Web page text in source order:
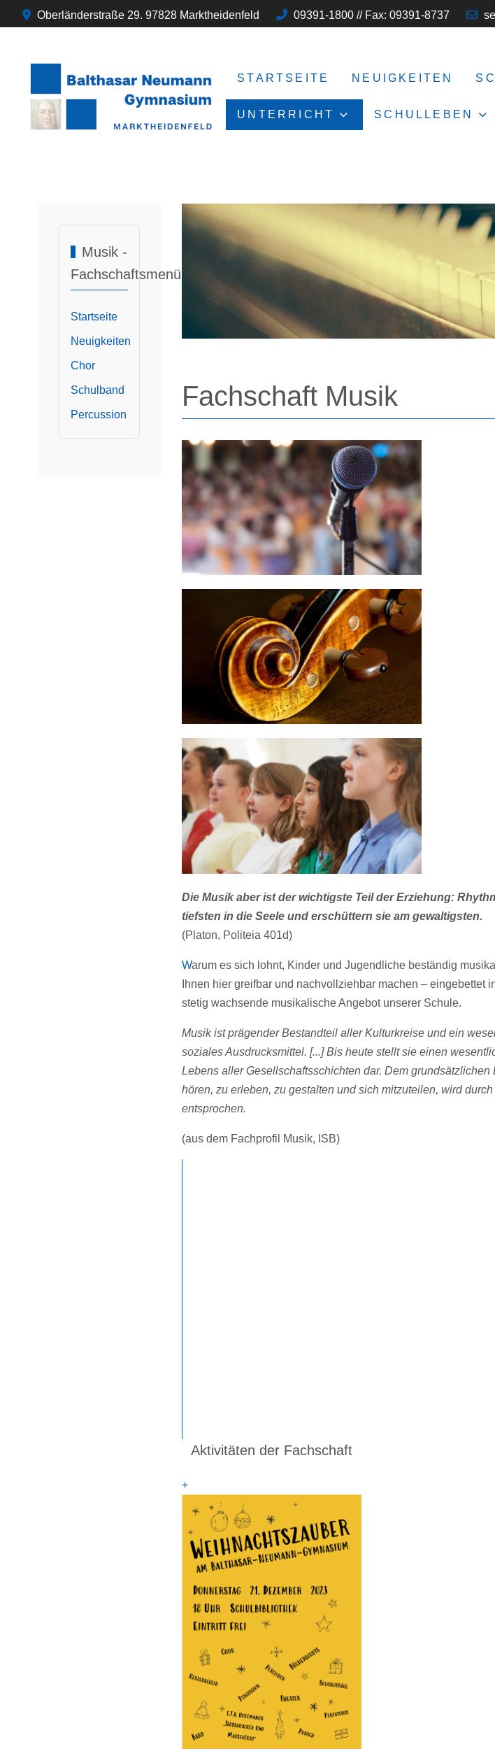
Oberländerstraße 29. 97828 Marktheidenfeld 09391-1800 // Fax: 09391-8737
STARTSEITE NEUIGKEITEN
UNTERRICHT SCHULLEBEN
Musik -
Fachschaftsmenü
Startseite
Neuigkeiten
Chor
Schulband
Percussion
Fachschaft Musik
Die Musik aber ist der wichtigste Teil der Erziehung:
tiefsten in die Seele und erschüttern sie am gewaltigsten.
(Platon, Politeia 401d)
Warum es sich lohnt, Kinder und Jugendliche beständig musikalisch zu fördern, möchten wir
Ihnen hier greifbar und nachvollziehbar machen – eingebettet
stetig wachsende musikalische Angebot unserer Schule.
Musik ist prägender Bestandteil aller Kulturkreise und ein
soziales Ausdrucksmittel. [...] Bis heute stellt sie einen
Lebens aller Gesellschaftsschichten dar. Dem
hören, zu erleben, zu gestalten und sich mitzuteilen, wird
entsprochen.
(aus dem Fachprofil Musik, ISB)
Aktivitäten der Fachschaft
+